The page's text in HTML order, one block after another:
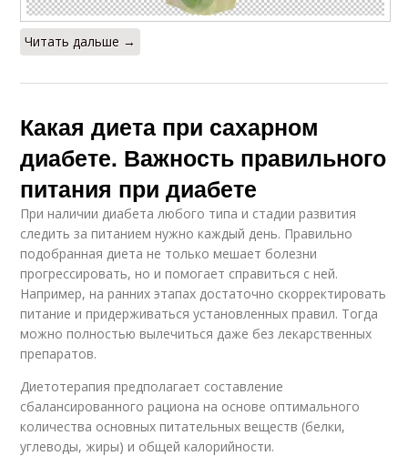
Читать дальше →
Какая диета при сахарном
диабете. Важность правильного
питания при диабете
При наличии диабета любого типа и стадии развития
следить за питанием нужно каждый день. Правильно
подобранная диета не только мешает болезни
прогрессировать, но и помогает справиться с ней.
Например, на ранних этапах достаточно скорректировать
питание и придерживаться установленных правил. Тогда
можно полностью вылечиться даже без лекарственных
препаратов.
Диетотерапия предполагает составление
сбалансированного рациона на основе оптимального
количества основных питательных веществ (белки,
углеводы, жиры) и общей калорийности.